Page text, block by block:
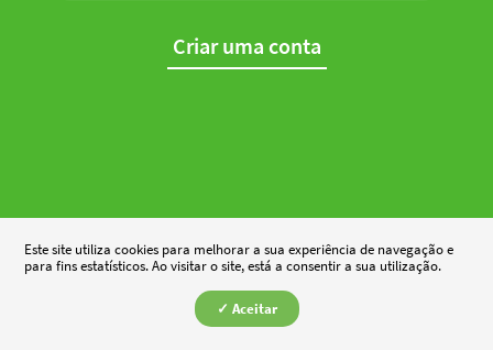
Criar uma conta
Este site utiliza cookies para melhorar a sua experiência de navegação e
para fins estatísticos. Ao visitar o site, está a consentir a sua utilização.
✓ Aceitar